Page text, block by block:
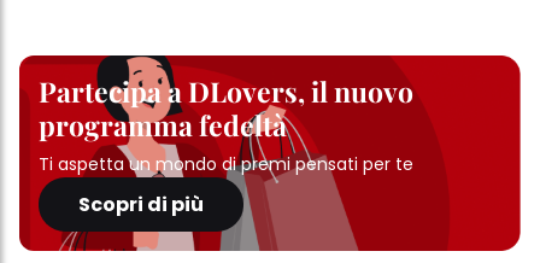
Partecipa a DLovers, il nuovo
programma fedeltà
Ti aspetta un mondo di premi pensati per te
Scopri di più